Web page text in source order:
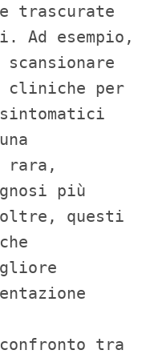
trascurate
Ad esempio,
scansionare
per
rara,
più
questi
tra